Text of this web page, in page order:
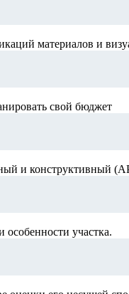
материалов и
свой бюджет
и конструктивный
участка.